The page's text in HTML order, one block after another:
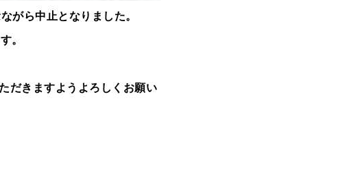
がら中止となりました。
。
だきますようよろしくお願い